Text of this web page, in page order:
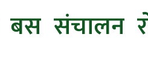
बस संचालन